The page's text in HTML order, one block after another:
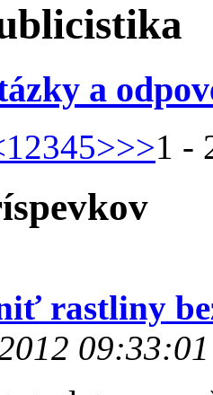
a
12345>>>1 -
rastliny
09:33:01